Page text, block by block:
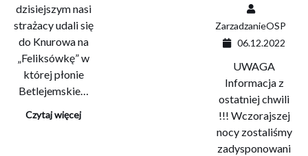
dzisiejszym nasi
strażacy udali się
do Knurowa na
„Feliksówkę” w
której płonie
Betlejemskie…
Czytaj więcej
ZarzadzanieOSP
06.12.2022
UWAGA
Informacja z
ostatniej chwili
!!! Wczorajszej
nocy zostaliśmy
zadysponowani